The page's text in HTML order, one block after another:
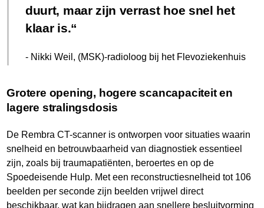
duurt, maar zijn verrast hoe snel het
klaar is.
- Nikki Weil, (MSK)-radioloog bij het Flevoziekenhuis
Grotere opening, hogere scancapaciteit en
lagere stralingsdosis
De Rembra CT-scanner is ontworpen voor situaties waarin
snelheid en betrouwbaarheid van diagnostiek essentieel
zijn, zoals bij traumapatiënten, beroertes en op de
Spoedeisende Hulp. Met een reconstructiesnelheid tot 106
beelden per seconde zijn beelden vrijwel direct
beschikbaar, wat kan bijdragen aan snellere besluitvorming